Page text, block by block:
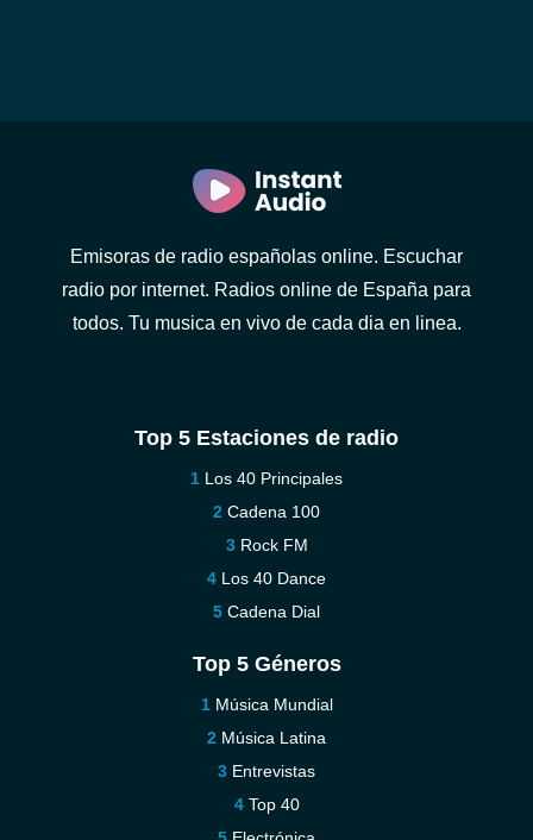
Emisoras de radio españolas online. Escuchar
radio por internet. Radios online de España para
todos. Tu musica en vivo de cada dia en linea.
Top 5 Estaciones de radio
Los 40 Principales
Cadena 100
Rock FM
Los 40 Dance
Cadena Dial
Top 5 Géneros
Música Mundial
Música Latina
Entrevistas
Top 40